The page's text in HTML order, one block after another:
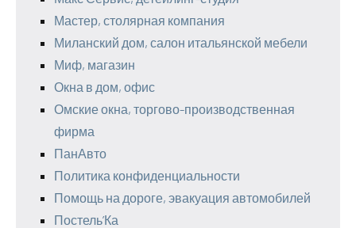
Мастер, столярная компания
Миланский дом, салон итальянской мебели
Миф, магазин
Окна в дом, офис
Омские окна, торгово-производственная
фирма
ПанАвто
Политика конфиденциальности
Помощь на дороге, эвакуация автомобилей
Постель’Ка